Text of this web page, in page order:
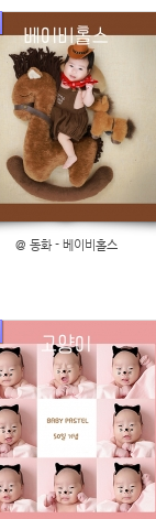
@ 동화 - 베이비홀스